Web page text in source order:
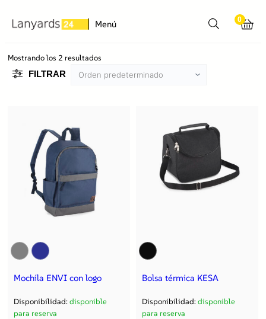
Menú 0
Mostrando los 2 resultados
FILTRAR
Mochila ENVI con logo
Disponibilidad:disponible
para reserva
Bolsa térmica KESA
Disponibilidad:disponible
para reserva